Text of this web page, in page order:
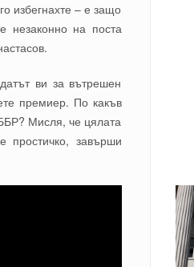
избегнахте – е защо
незаконно на поста
ви за вътрешен
премиер. По какъв
Мисля, че цялата
завърши